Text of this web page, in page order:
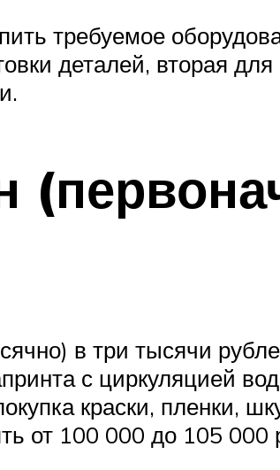
требуемое
деталей, вторая
в три тысячи
с циркуляцией
краски, пленки,
от 100 000 до 105 000